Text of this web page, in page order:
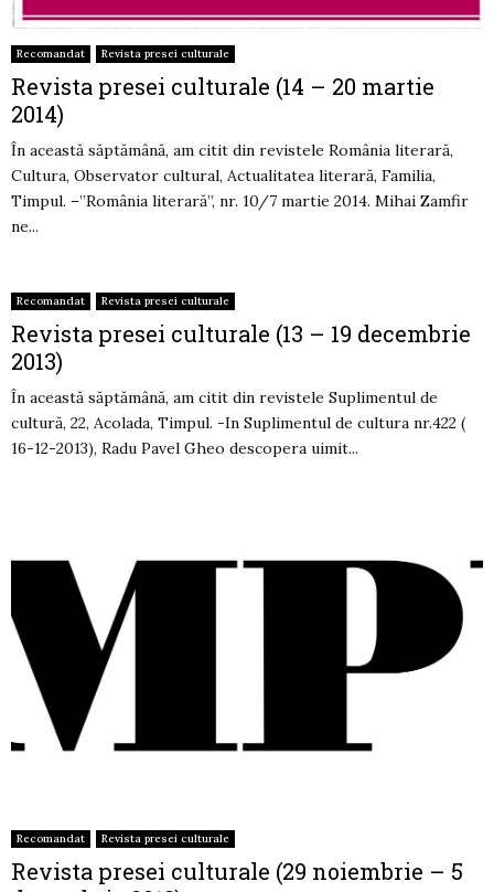
Recomandat Revista presei culturale
Revista presei culturale (14 – 20 martie
2014)
În această săptămână, am citit din revistele România literară,
Cultura, Observator cultural, Actualitatea literară, Familia,
Timpul. –”România literară”, nr. 10/7 martie 2014. Mihai Zamfir
ne...
Recomandat Revista presei culturale
Revista presei culturale (13 – 19 decembrie
2013)
În această săptămână, am citit din revistele Suplimentul de
cultură, 22, Acolada, Timpul. -In Suplimentul de cultura nr.422 (
16-12-2013), Radu Pavel Gheo descopera uimit...
Recomandat Revista presei culturale
Revista presei culturale (29 noiembrie – 5